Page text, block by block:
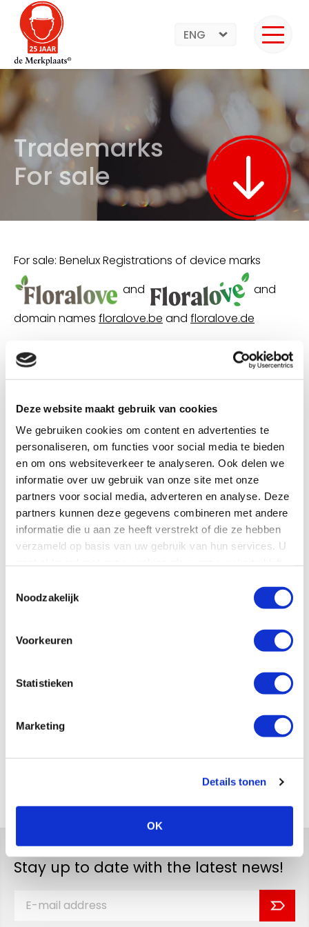
Deze website maakt gebruik van cookies
We gebruiken cookies om content en advertenties te
personaliseren, om functies voor social media te bieden
en om ons websiteverkeer te analyseren. Ook delen we
informatie over uw gebruik van onze site met onze
partners voor social media, adverteren en analyse. Deze
partners kunnen deze gegevens combineren met andere
informatie die u aan ze heeft verstrekt of die ze hebben
verzameld op basis van uw gebruik van hun services. U
Noodzakelijk
Voorkeuren
Statistieken
Marketing
Details tonen
OK
ENG
Trademarks
For sale
For sale: Benelux Registrations of device marks
and
and
domain names floralove.be and floralove.de
Price:
Send
Back to overview
Stay up to date with the latest news!